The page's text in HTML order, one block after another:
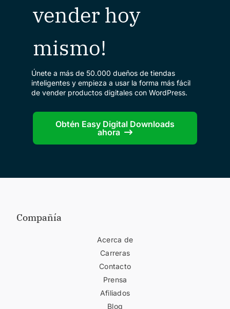
vender hoy
mismo!
Únete a más de 50.000 dueños de tiendas
inteligentes y empieza a usar la forma más fácil
de vender productos digitales con WordPress.
Obtén Easy Digital Downloads
ahora
Compañía
Acerca de
Carreras
Contacto
Prensa
Afiliados
Blog